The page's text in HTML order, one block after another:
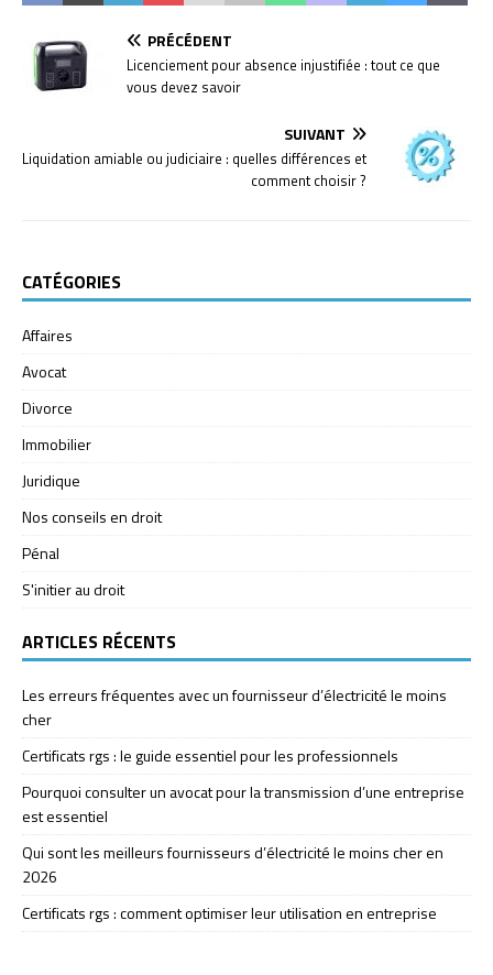
PRÉCÉDENT
Licenciement pour absence injustifiée : tout ce que
vous devez savoir
SUIVANT
Liquidation amiable ou judiciaire : quelles différences et
comment choisir ?
CATÉGORIES
Affaires
Avocat
Divorce
Immobilier
Juridique
Nos conseils en droit
Pénal
S'initier au droit
ARTICLES RÉCENTS
Les erreurs fréquentes avec un fournisseur d’électricité le moins
cher
Certificats rgs : le guide essentiel pour les professionnels
Pourquoi consulter un avocat pour la transmission d’une entreprise
est essentiel
Qui sont les meilleurs fournisseurs d’électricité le moins cher en
2026
Certificats rgs : comment optimiser leur utilisation en entreprise